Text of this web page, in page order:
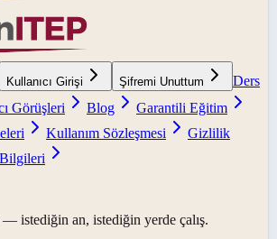
Kullanıcı Girişi Şifremi Unuttum
Ders
Görüşleri Blog
Garantili Eğitim
Kullanım Sözleşmesi
Gizlilik
— istediğin an, istediğin yerde çalış.